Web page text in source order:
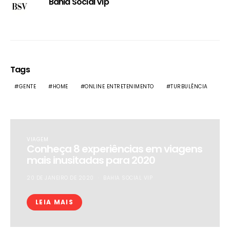
Tags
GENTE HOME ONLINE ENTRETENIMENTO TURBULÊNCIA
VIAGEM
Conheça 8 experiências em viagens
mais inusitadas para 2020
LEIA MAIS